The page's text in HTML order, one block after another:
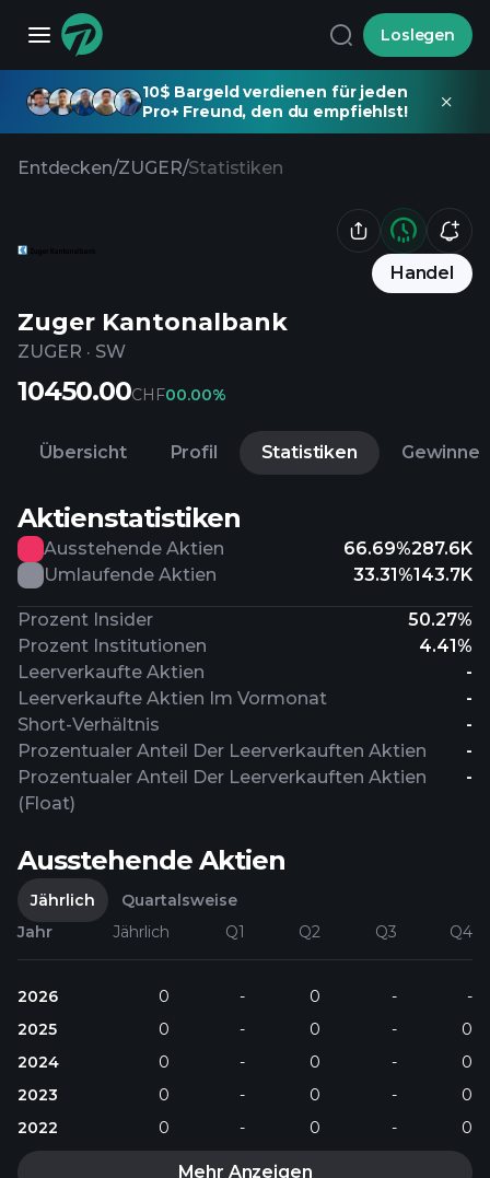
Loslegen
10$ Bargeld verdienen für jeden
Pro+ Freund, den du empfiehlst!
Entdecken/ZUGER/Statistiken
Handel
Zuger Kantonalbank
ZUGER · SW
10450.00CHF00.00%
Übersicht Profil Statistiken Gewinne
Aktienstatistiken
Ausstehende Aktien 66.69%287.6K
Umlaufende Aktien
33.31%143.7K
Prozent Insider
50.27%
Prozent Institutionen
4.41%
Leerverkaufte Aktien
-
Leerverkaufte Aktien Im Vormonat
-
Short-Verhältnis
-
Prozentualer Anteil Der Leerverkauften Aktien
-
Prozentualer Anteil Der Leerverkauften Aktien
(Float)
-
Ausstehende Aktien
Jährlich
Quartalsweise
Jahr
Jährlich Q1 Q2 Q3 Q4
2026 0 - 0 -
-
2025
0 - 0 -
0
2024
0 - 0 -
0
2023
0 - 0 -
0
2022
0 - 0 - 0
Mehr Anzeigen